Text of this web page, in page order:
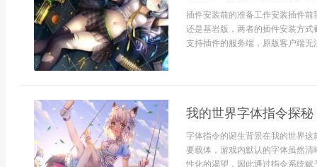
插件安装前的准备工作安装插件前
还是基岩版，两者的插件安装方式
支持插件的服务端，原版客户端无
我的世界字体指令探
字体指令的诞生背景在我的世界
要载体，游戏内默认的字体虽然
性化的渴望，因此通过指令系统赋